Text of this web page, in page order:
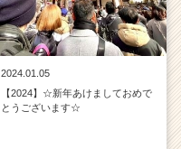
2024.01.05
【2024】☆新年あけましておめで
とうございます☆